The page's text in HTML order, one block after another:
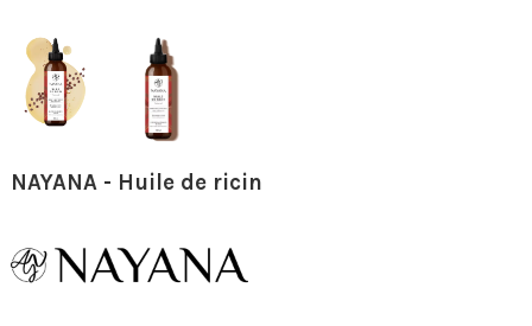
NAYANA - Huile de ricin